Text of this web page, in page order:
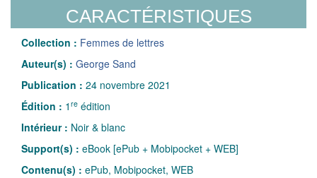
CARACTÉRISTIQUES
Collection : Femmes de lettres
Auteur(s) : George Sand
Publication : 24 novembre 2021
Édition : 1 re édition
Intérieur : Noir & blanc
Support(s) : eBook [ePub + Mobipocket + WEB]
Contenu(s) : ePub, Mobipocket, WEB